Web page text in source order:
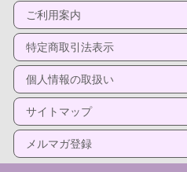
ご利用案内
特定商取引法表示
個人情報の取扱い
サイトマップ
メルマガ登録